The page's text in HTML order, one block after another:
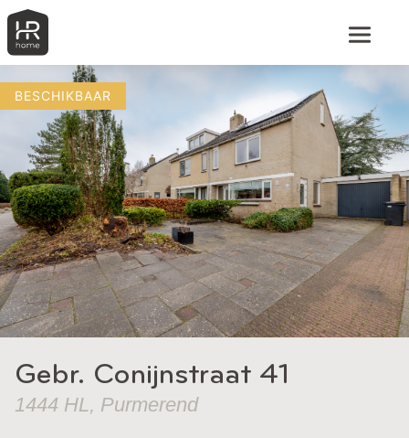
BESCHIKBAAR
Gebr. Conijnstraat 41
1444 HL, Purmerend